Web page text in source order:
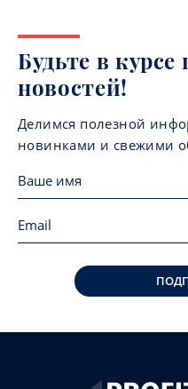
Будьте в курсе
новостей!
Делимся полезной
новинками и свежими